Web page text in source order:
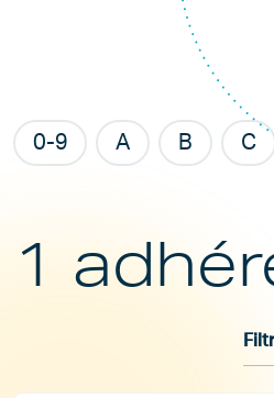
0-9 A B C
1